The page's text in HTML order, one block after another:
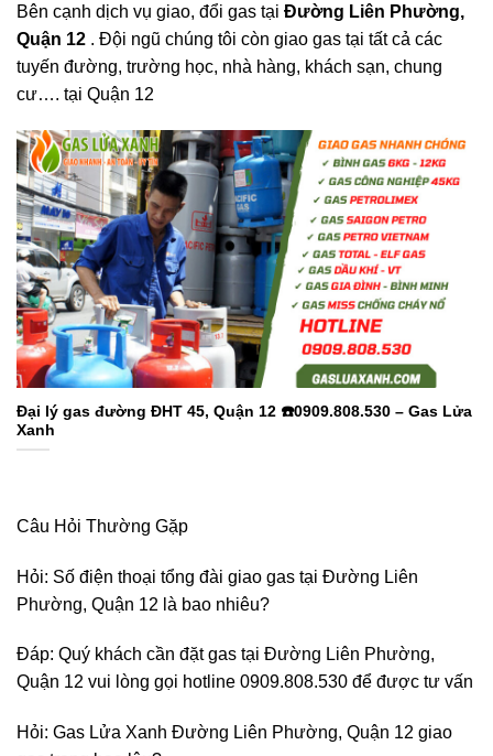
Bên cạnh dịch vụ giao, đổi gas tại Đường Liên Phường,
Quận 12 . Đội ngũ chúng tôi còn giao gas tại tất cả các
tuyến đường, trường học, nhà hàng, khách sạn, chung
cư…. tại Quận 12
Đại lý gas đường ĐHT 45, Quận 12 ☎️0909.808.530 – Gas Lửa
Xanh
Câu Hỏi Thường Gặp
Hỏi: Số điện thoại tổng đài giao gas tại Đường Liên
Phường, Quận 12 là bao nhiêu?
Đáp: Quý khách cần đặt gas tại Đường Liên Phường,
Quận 12 vui lòng gọi hotline 0909.808.530 để được tư vấn
Hỏi: Gas Lửa Xanh Đường Liên Phường, Quận 12 giao